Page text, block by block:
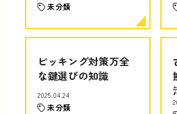
未分類
ピッキング対策万全
な鍵選びの知識
2025.04.24
未分類